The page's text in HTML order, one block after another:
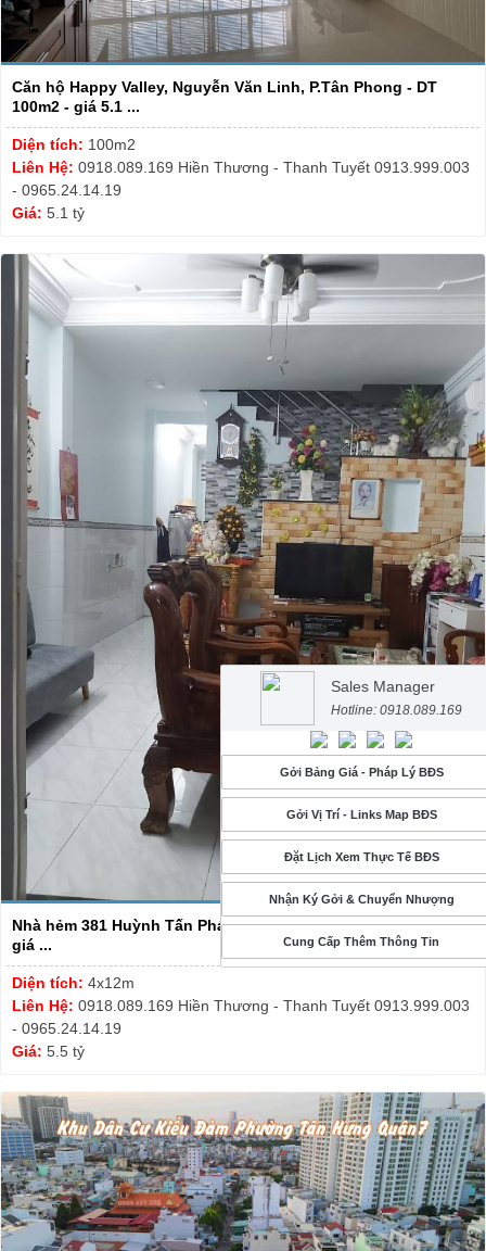
Căn hộ Happy Valley, Nguyễn Văn Linh, P.Tân Phong - DT
100m2 - giá 5.1 ...
Diện tích: 100m2
Liên Hệ: 0918.089.169 Hiền Thương - Thanh Tuyết 0913.999.003
- 0965.24.14.19
Giá: 5.1 tỷ
Nhà hẻm 381 Huỳnh Tấn Phát, P. Tân Thuận Đông - DT 4x12m -
giá ...
Diện tích: 4x12m
Liên Hệ: 0918.089.169 Hiền Thương - Thanh Tuyết 0913.999.003
- 0965.24.14.19
Giá: 5.5 tỷ
Sales Manager
Hotline: 0918.089.169
Gởi Bảng Giá - Pháp Lý BĐS
Gởi Vị Trí - Links Map BĐS
Đặt Lịch Xem Thực Tế BĐS
Nhận Ký Gởi & Chuyển Nhượng
Cung Cấp Thêm Thông Tin